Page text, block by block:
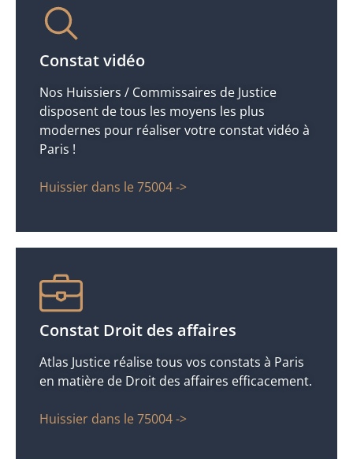
Constat vidéo
Nos Huissiers / Commissaires de Justice
disposent de tous les moyens les plus
modernes pour réaliser votre constat vidéo à
Paris !
Huissier dans le 75004 ->
Constat Droit des affaires
Atlas Justice réalise tous vos constats à Paris
en matière de Droit des affaires efficacement.
Huissier dans le 75004 ->